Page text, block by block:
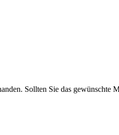
Sollten Sie das